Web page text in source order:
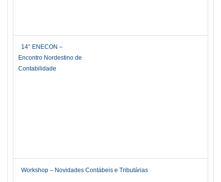
14° ENECON –
Encontro Nordestino de
Contabilidade
Workshop – Novidades Contábeis e Tributárias